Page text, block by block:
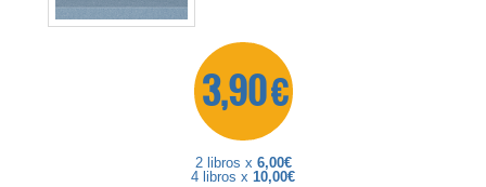
3,90 €
2 libros x 6,00€
4 libros x 10,00€